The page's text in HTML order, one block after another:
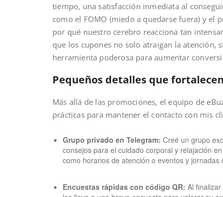
tiempo, una satisfacción inmediata al
como el FOMO (miedo a quedarse fuera) y el
por qué nuestro cerebro reacciona tan
que los cupones no solo atraigan la atención,
herramienta poderosa para aumentar
Pequeños detalles que
Más allá de las promociones, el equipo de
prácticas para mantener el contacto con mis
Grupo privado en Telegram: Creé un grupo
consejos para el cuidado corporal y relajación
como horarios de atención o eventos y jornadas
Encuestas rápidas con código QR: Al